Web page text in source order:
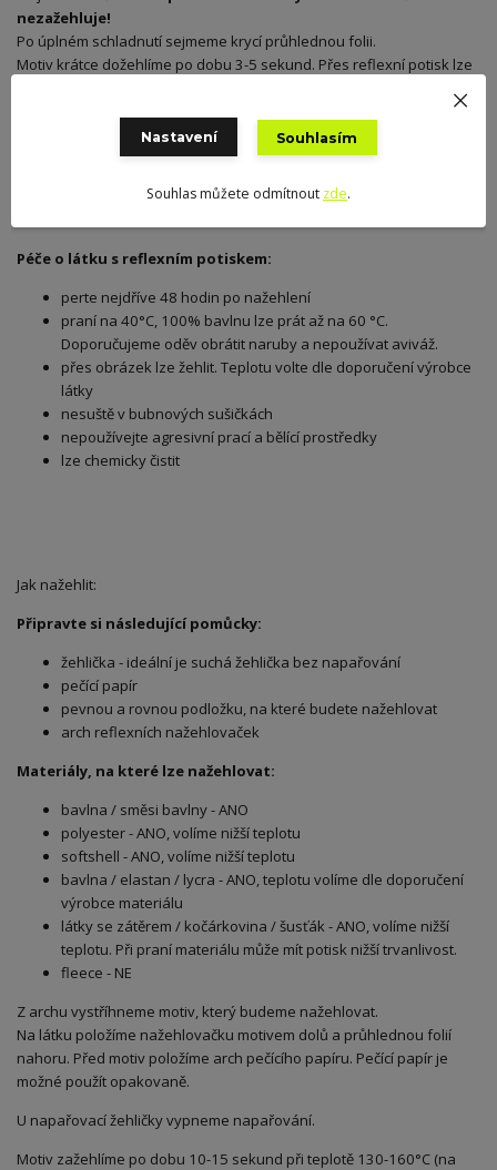
nezažehluje!
Po úplném schladnutí sejmeme krycí průhlednou folii.
Motiv krátce dožehlíme po dobu 3-5 sekund. Přes reflexní potisk lze
U citlivějších materiálů, jako je např. softshell, vložíme mezi motiv a
žehličku arch pečícího papíru, který jsme používali před chvílí.
správně poznáte podle lehké struktury látky, která je na obrázku
Péče o látku s reflexním potiskem:
perte nejdříve 48 hodin po nažehlení
praní na 40°C, 100% bavlnu lze prát až na 60 °C.
Doporučujeme oděv obrátit naruby a nepoužívat aviváž.
přes obrázek lze žehlit. Teplotu volte dle doporučení výrobce
látky
nesuště v bubnových sušičkách
nepoužívejte agresivní prací a bělící prostředky
lze chemicky čistit
Jak nažehlit:
Připravte si následující pomůcky:
žehlička - ideální je suchá žehlička bez napařování
pečící papír
pevnou a rovnou podložku, na které budete nažehlovat
arch reflexních nažehlovaček
Materiály, na které lze nažehlovat:
bavlna / směsi bavlny - ANO
polyester - ANO, volíme nižší teplotu
softshell - ANO, volíme nižší teplotu
bavlna / elastan / lycra - ANO, teplotu volíme dle doporučení
výrobce materiálu
látky se zátěrem / kočárkovina / šusťák - ANO, volíme nižší
teplotu. Při praní materiálu může mít potisk nižší trvanlivost.
fleece - NE
Z archu vystříhneme motiv, který budeme nažehlovat.
Na látku položíme nažehlovačku motivem dolů a průhlednou folií
nahoru. Před motiv položíme arch pečícího papíru. Pečící papír je
možné použít opakovaně.
U napařovací žehličky vypneme napařování.
Motiv zažehlíme po dobu 10-15 sekund při teplotě 130-160°C (na
Nastavení Souhlasím
Souhlas můžete odmítnout zde.